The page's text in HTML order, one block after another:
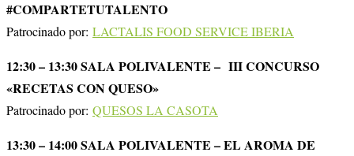
#COMPARTETUTALENTO
Patrocinado por: LACTALIS FOOD SERVICE IBERIA
12:30 – 13:30 SALA POLIVALENTE – III CONCURSO
«RECETAS CON QUESO»
Patrocinado por: QUESOS LA CASOTA
13:30 – 14:00 SALA POLIVALENTE – EL AROMA DE